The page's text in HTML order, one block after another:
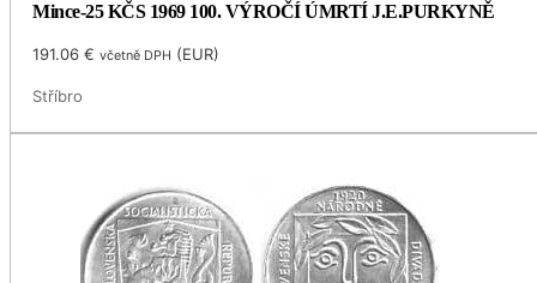
Mince-25 KČS 1969 100. VÝROČÍ ÚMRTÍ J.E.PURKYNĚ
191.06€ včetně DPH (EUR)
Stříbro